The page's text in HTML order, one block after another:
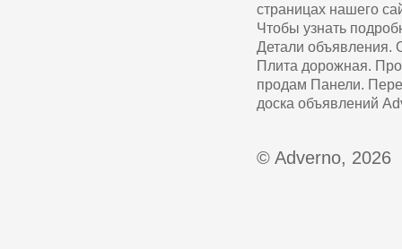
страницах нашего
Чтобы узнать
Детали
Плита дорожная.
продам Панели.
доска объявлений
© Adverno, 2026